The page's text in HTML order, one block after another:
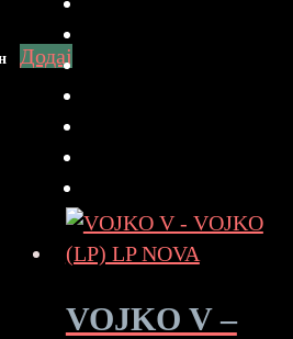
Додај
VOJKO V –